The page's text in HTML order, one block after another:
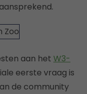
aan het W3-
eerste vraag is
de community